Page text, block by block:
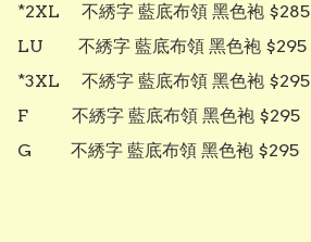
*2XL     不綉字 藍底布領 黑色袍 $285
LU        不綉字 藍底布領 黑色袍 $295
*3XL     不綉字 藍底布領 黑色袍 $295
F          不綉字 藍底布領 黑色袍 $295
G         不綉字 藍底布領 黑色袍 $295